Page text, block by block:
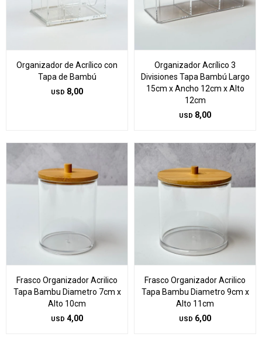
Organizador de Acrílico con
Tapa de Bambú
USD 8,00
Organizador Acrílico 3
Divisiones Tapa Bambú Largo
15cm x Ancho 12cm x Alto
12cm
USD 8,00
Frasco Organizador Acrilico
Tapa Bambu Diametro 7cm x
Alto 10cm
USD 4,00
Frasco Organizador Acrilico
Tapa Bambu Diametro 9cm x
Alto 11cm
USD 6,00